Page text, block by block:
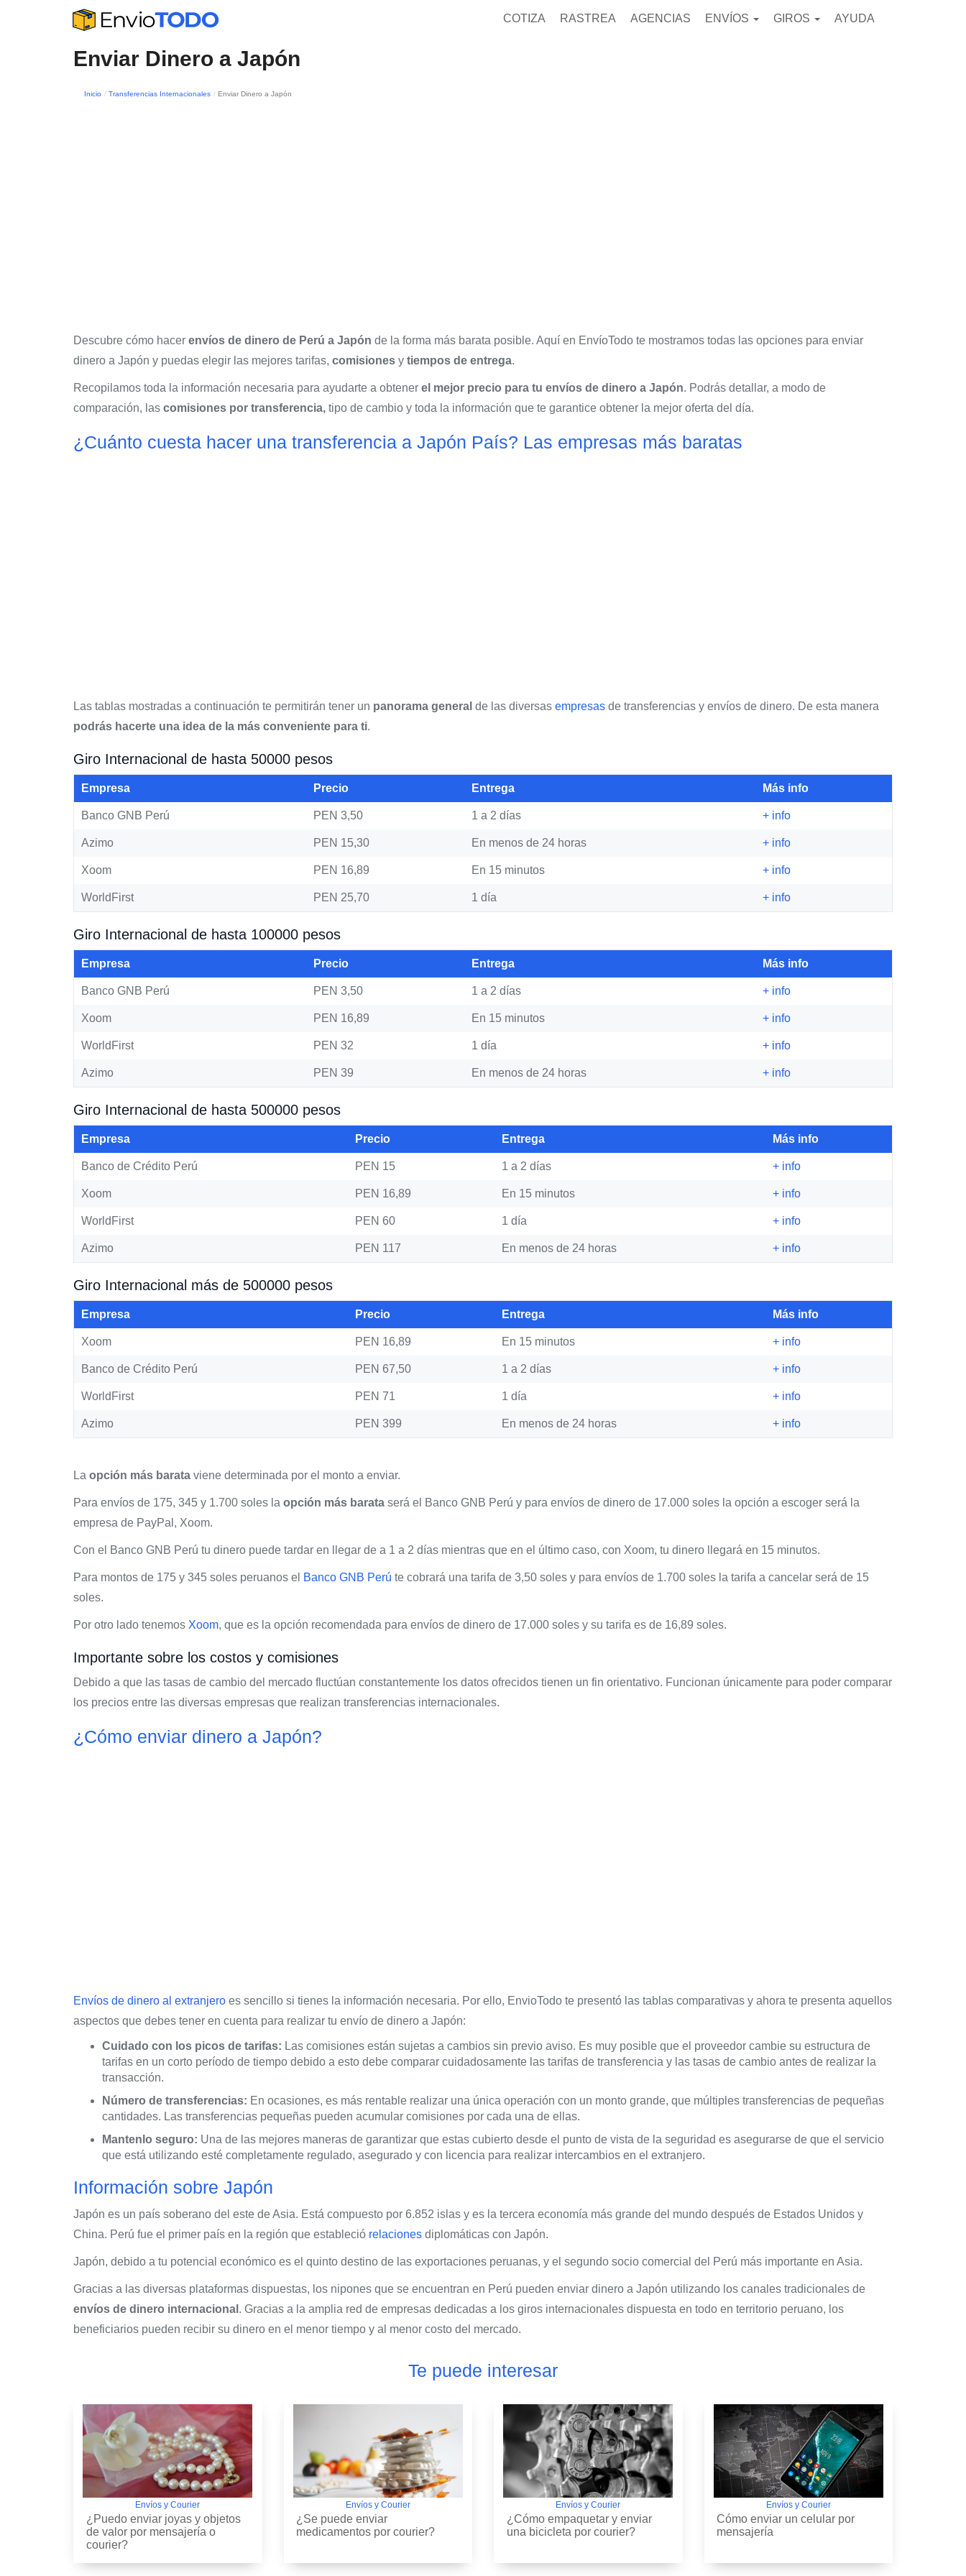
COTIZA RASTREA AGENCIAS ENVÍOS GIROS AYUDA
Enviar Dinero a Japón
Inicio Transferencias Internacionales Enviar Dinero a Japón
Descubre cómo hacer envíos de dinero de Perú a Japón de la forma más barata posible. Aquí en EnvíoTodo te mostramos todas las opciones para enviar
dinero a Japón y puedas elegir las mejores tarifas, comisiones y tiempos de entrega.
Recopilamos toda la información necesaria para ayudarte a obtener el mejor precio para tu envíos de dinero a Japón. Podrás detallar, a modo de
comparación, las comisiones por transferencia, tipo de cambio y toda la información que te garantice obtener la mejor oferta del día.
¿Cuánto cuesta hacer una transferencia a Japón País? Las empresas más baratas
Las tablas mostradas a continuación te permitirán tener un panorama general de las diversas empresas de transferencias y envíos de dinero. De esta manera
podrás hacerte una idea de la más conveniente para ti.
Giro Internacional de hasta 50000 pesos
Empresa Precio Entrega Más info
Banco GNB Perú PEN 3,50 1 a 2 días + info
Azimo PEN 15,30 En menos de 24 horas + info
Xoom PEN 16,89 En 15 minutos + info
WorldFirst PEN 25,70 1 día + info
Giro Internacional de hasta 100000 pesos
Empresa Precio Entrega Más info
Banco GNB Perú PEN 3,50 1 a 2 días + info
Xoom PEN 16,89 En 15 minutos + info
WorldFirst PEN 32 1 día + info
Azimo PEN 39 En menos de 24 horas + info
Giro Internacional de hasta 500000 pesos
Empresa Precio Entrega Más info
Banco de Crédito Perú PEN 15 1 a 2 días + info
Xoom PEN 16,89 En 15 minutos + info
WorldFirst PEN 60 1 día + info
Azimo PEN 117 En menos de 24 horas + info
Giro Internacional más de 500000 pesos
Empresa Precio Entrega Más info
Xoom PEN 16,89 En 15 minutos + info
Banco de Crédito Perú PEN 67,50 1 a 2 días + info
WorldFirst PEN 71 1 día + info
Azimo PEN 399 En menos de 24 horas + info
La opción más barata viene determinada por el monto a enviar.
Para envíos de 175, 345 y 1.700 soles la opción más barata será el Banco GNB Perú y para envíos de dinero de 17.000 soles la opción a escoger será la
empresa de PayPal, Xoom.
Con el Banco GNB Perú tu dinero puede tardar en llegar de a 1 a 2 días mientras que en el último caso, con Xoom, tu dinero llegará en 15 minutos.
Para montos de 175 y 345 soles peruanos el Banco GNB Perú te cobrará una tarifa de 3,50 soles y para envíos de 1.700 soles la tarifa a cancelar será de 15
soles.
Por otro lado tenemos Xoom, que es la opción recomendada para envíos de dinero de 17.000 soles y su tarifa es de 16,89 soles.
Importante sobre los costos y comisiones
Debido a que las tasas de cambio del mercado fluctúan constantemente los datos ofrecidos tienen un fin orientativo. Funcionan únicamente para poder comparar
los precios entre las diversas empresas que realizan transferencias internacionales.
¿Cómo enviar dinero a Japón?
Envíos de dinero al extranjero es sencillo si tienes la información necesaria. Por ello, EnvioTodo te presentó las tablas comparativas y ahora te presenta aquellos
aspectos que debes tener en cuenta para realizar tu envío de dinero a Japón:
Cuidado con los picos de tarifas: Las comisiones están sujetas a cambios sin previo aviso. Es muy posible que el proveedor cambie su estructura de
tarifas en un corto período de tiempo debido a esto debe comparar cuidadosamente las tarifas de transferencia y las tasas de cambio antes de realizar la
transacción.
Número de transferencias: En ocasiones, es más rentable realizar una única operación con un monto grande, que múltiples transferencias de pequeñas
cantidades. Las transferencias pequeñas pueden acumular comisiones por cada una de ellas.
Mantenlo seguro: Una de las mejores maneras de garantizar que estas cubierto desde el punto de vista de la seguridad es asegurarse de que el servicio
que está utilizando esté completamente regulado, asegurado y con licencia para realizar intercambios en el extranjero.
Información sobre Japón
Japón es un país soberano del este de Asia. Está compuesto por 6.852 islas y es la tercera economía más grande del mundo después de Estados Unidos y
China. Perú fue el primer país en la región que estableció relaciones diplomáticas con Japón.
Japón, debido a tu potencial económico es el quinto destino de las exportaciones peruanas, y el segundo socio comercial del Perú más importante en Asia.
Gracias a las diversas plataformas dispuestas, los nipones que se encuentran en Perú pueden enviar dinero a Japón utilizando los canales tradicionales de
envíos de dinero internacional . Gracias a la amplia red de empresas dedicadas a los giros internacionales dispuesta en todo en territorio peruano, los
beneficiarios pueden recibir su dinero en el menor tiempo y al menor costo del mercado.
Te puede interesar
Envíos y Courier
¿Puedo enviar joyas y objetos
de valor por mensajería o
courier?
Envíos y Courier
¿Se puede enviar
medicamentos por courier?
Envíos y Courier
¿Cómo empaquetar y enviar
una bicicleta por courier?
Envíos y Courier
Cómo enviar un celular por
mensajería